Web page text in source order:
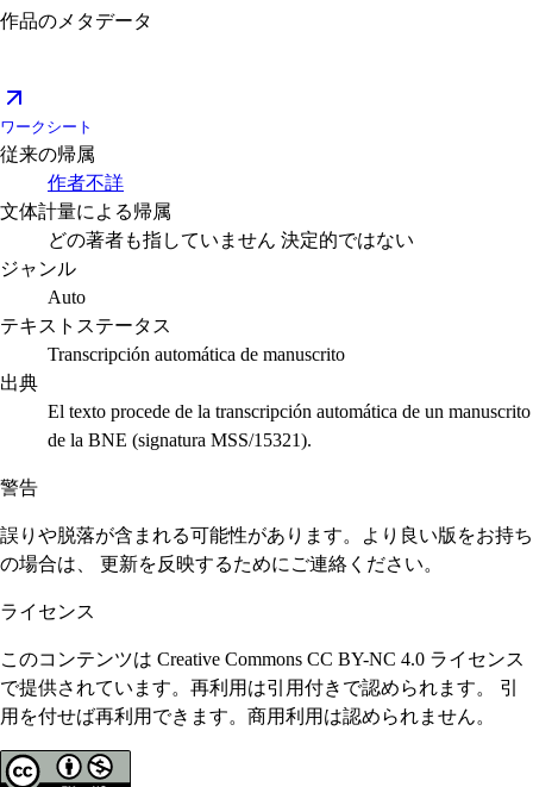
作品のメタデータ
ワークシート
従来の帰属
作者不詳
文体計量による帰属
どの著者も指していません 決定的ではない
ジャンル
Auto
テキストステータス
Transcripción automática de manuscrito
出典
El texto procede de la transcripción automática de un manuscrito
de la BNE (signatura MSS/15321).
警告
誤りや脱落が含まれる可能性があります。より良い版をお持ち
の場合は、 更新を反映するためにご連絡ください。
ライセンス
このコンテンツは Creative Commons CC BY-NC 4.0 ライセンス
で提供されています。再利用は引用付きで認められます。 引
用を付せば再利用できます。商用利用は認められません。